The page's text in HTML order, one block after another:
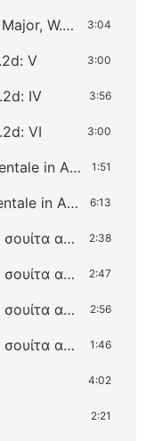
Sinfonia No. 6 in B flat Major, W. B12: IV. Allegretto 3:04
V 3:00
IV 3:56
VI 3:00
Sinfonia di genere Orientale in A minor / Συμφωνία Νο. 1 “Η Ανατολίτικη” σε λα ελάσσονα 1:51
Sinfonia di genere Orientale in A minor / Συμφωνία Νο. 1 “Η Ανατολίτικη” σε λα ελάσσονα (συνέχεια) 6:13
Τέσσερα μέρη από τη σουίτα αρ. 1 πάνω σε αρχαίους ελληνικούς ρυθμούς: Ι. Ανάπαιστα 2:38
Τέσσερα μέρη από τη σουίτα αρ. 1 πάνω σε αρχαίους ελληνικούς ρυθμούς: ΙΙ. Βακχείον 2:47
Τέσσερα μέρη από τη σουίτα αρ. 1 πάνω σε αρχαίους ελληνικούς ρυθμούς: ΙΙΙ. Ποσειδωνία 2:56
Τέσσερα μέρη από τη σουίτα αρ. 1 πάνω σε αρχαίους ελληνικούς ρυθμούς: IV. Επίτριτα 1:46
4:02
2:21